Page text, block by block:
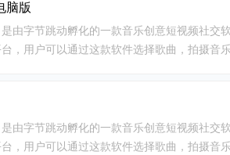
丰富人们的精神世界，让生活更美好。现在
脑版
由字节跳动孵化的一款音乐创意短视频社交
，用户可以通过这款软件选择歌曲，拍摄音
丰富人们的精神世界，让生活更美好。现在
由字节跳动孵化的一款音乐创意短视频社交
，用户可以通过这款软件选择歌曲，拍摄音